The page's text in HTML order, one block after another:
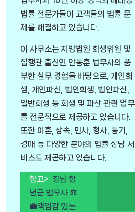
법률 전문가들이 고객들의 법률 문
제를 해결하고 있습니다.
이 사무소는 지방법원 회생위원 및
집행관 출신인 안동훈 법무사의 풍
부한 실무 경험을 바탕으로, 개인회
생, 개인파산, 법인회생, 법인파산,
일반회생 등 회생 및 파산 관련 업무
를 전문적으로 제공하고 있습니다.
또한 이혼, 상속, 민사, 형사, 등기,
경매 등 다양한 분야의 법률 상담 서
비스도 제공하고 있습니다.
참고> 경남 창
녕군 법무사 ⚖️
💼책임감 있는